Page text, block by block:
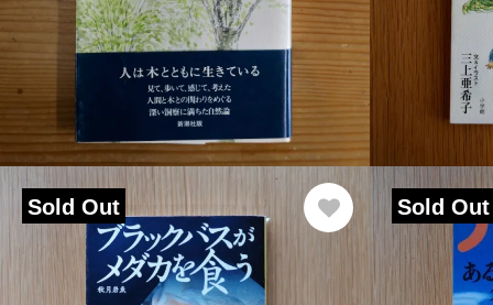
Sold Out Sold Out